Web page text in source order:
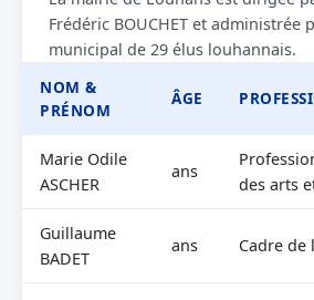
Frédéric BOUCHET et administrée
municipal de 29 élus louhannais.
NOM &
PRÉNOM
ÂGE
Marie Odile
ASCHER
ans
des arts
Guillaume
BADET
ans Cadre